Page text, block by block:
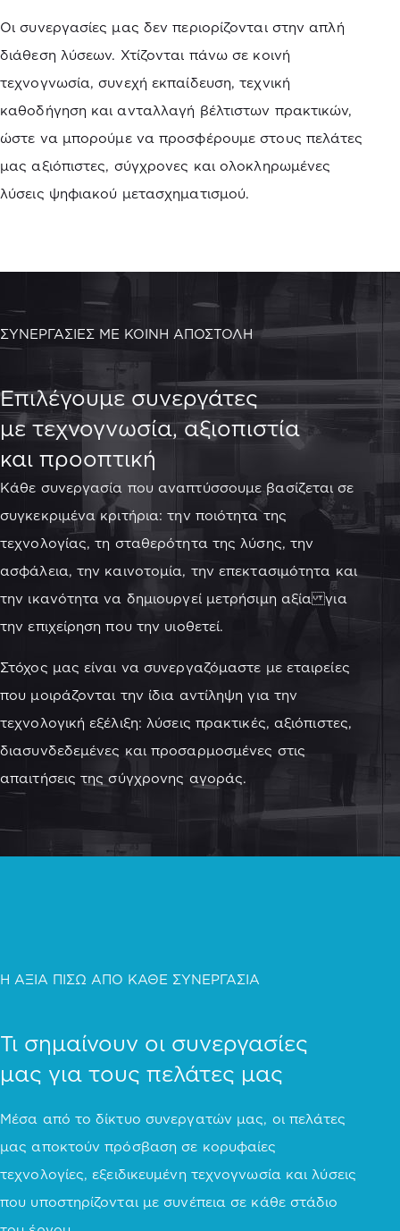
Οι συνεργασίες μας δεν περιορίζονται στην απλή
διάθεση λύσεων. Χτίζονται πάνω σε κοινή
τεχνογνωσία, συνεχή εκπαίδευση, τεχνική
καθοδήγηση και ανταλλαγή βέλτιστων πρακτικών,
ώστε να μπορούμε να προσφέρουμε στους πελάτες
μας αξιόπιστες, σύγχρονες και ολοκληρωμένες
λύσεις ψηφιακού μετασχηματισμού.
ΣΥΝΕΡΓΑΣΙΕΣ ΜΕ ΚΟΙΝΗ ΑΠΟΣΤΟΛΗ
Επιλέγουμε συνεργάτες
με τεχνογνωσία, αξιοπιστία
και προοπτική
Κάθε συνεργασία που αναπτύσσουμε βασίζεται σε
συγκεκριμένα κριτήρια: την ποιότητα της
τεχνολογίας, τη σταθερότητα της λύσης, την
ασφάλεια, την καινοτομία, την επεκτασιμότητα και
την ικανότητα να δημιουργεί μετρήσιμη αξία για
την επιχείρηση που την υιοθετεί.
Στόχος μας είναι να συνεργαζόμαστε με εταιρείες
που μοιράζονται την ίδια αντίληψη για την
τεχνολογική εξέλιξη: λύσεις πρακτικές, αξιόπιστες,
διασυνδεδεμένες και προσαρμοσμένες στις
απαιτήσεις της σύγχρονης αγοράς.
Η ΑΞΙΑ ΠΙΣΩ ΑΠΟ ΚΑΘΕ ΣΥΝΕΡΓΑΣΙΑ
Τι σημαίνουν οι συνεργασίες
μας για τους πελάτες μας
Μέσα από το δίκτυο συνεργατών μας, οι πελάτες
μας αποκτούν πρόσβαση σε κορυφαίες
τεχνολογίες, εξειδικευμένη τεχνογνωσία και λύσεις
που υποστηρίζονται με συνέπεια σε κάθε στάδιο